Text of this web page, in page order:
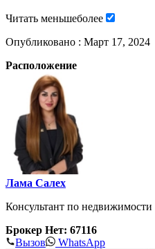
Читать меньшеболее
Опубликовано : Март 17, 2024
Расположение
Лама Салех
Консультант по недвижимости
Брокер Нет: 67116
Вызов
WhatsApp